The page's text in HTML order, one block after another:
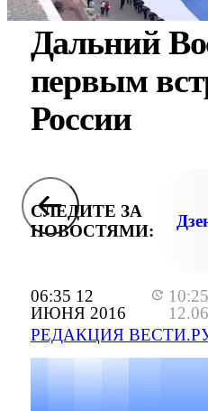
06:35 12
ИЮНЯ 2016
10:25
РЕДАКЦИЯ
Дальний
первым
России
СЛЕДИТЕ ЗА
НОВОСТЯМИ: